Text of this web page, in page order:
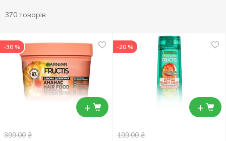
370 товарів
+
-30 %
399.00 ₴
+
-20 %
199.00 ₴